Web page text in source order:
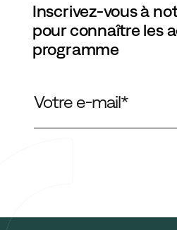
Inscrivez-vous à
pour connaître les
programme